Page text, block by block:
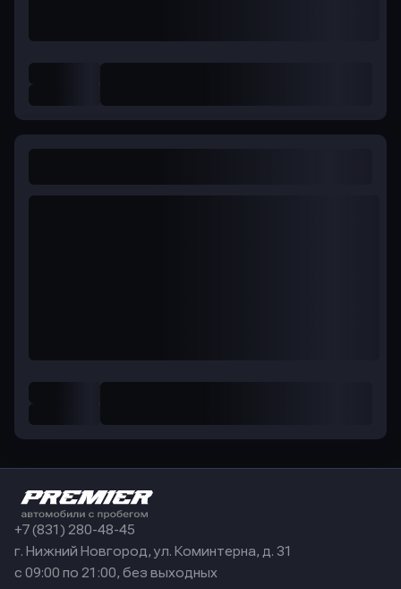
+7 (831) 280-48-45
г. Нижний Новгород, ул. Коминтерна, д. 31
с 09:00 по 21:00, без выходных